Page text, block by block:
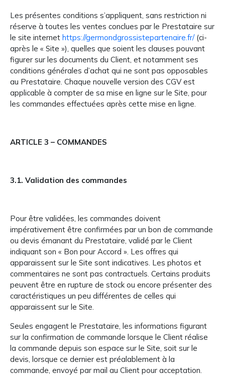
Les présentes conditions s’appliquent, sans restriction ni
réserve à toutes les ventes conclues par le Prestataire sur
le site internet https://germondgrossistepartenaire.fr/(ci-
après le « Site »), quelles que soient les clauses pouvant
figurer sur les documents du Client, et notamment ses
conditions générales d’achat qui ne sont pas opposables
au Prestataire. Chaque nouvelle version des CGV est
applicable à compter de sa mise en ligne sur le Site, pour
les commandes effectuées après cette mise en ligne.
ARTICLE 3 – COMMANDES
3.1. Validation des commandes
Pour être validées, les commandes doivent
impérativement être confirmées par un bon de commande
ou devis émanant du Prestataire, validé par le Client
indiquant son « Bon pour Accord ». Les offres qui
apparaissent sur le Site sont indicatives. Les photos et
commentaires ne sont pas contractuels. Certains produits
peuvent être en rupture de stock ou encore présenter des
caractéristiques un peu différentes de celles qui
apparaissent sur le Site.
Seules engagent le Prestataire, les informations figurant
sur la confirmation de commande lorsque le Client réalise
la commande depuis son espace sur le Site, soit sur le
devis, lorsque ce dernier est préalablement à la
commande, envoyé par mail au Client pour acceptation.